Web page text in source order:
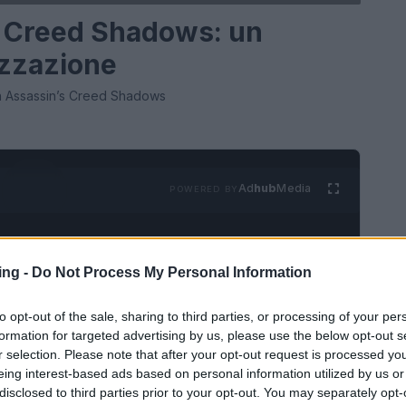
- Do Not Process My Personal Information
opt-out of the sale, sharing to third parties, or processing of your
for targeted advertising by us, please use the below opt-out
selection. Please note that after your opt-out request is processed
interest-based ads based on personal information utilized by us
to third parties prior to your opt-out. You may separately
Shadows: un
Creed Shadows
POWERED BY AdhubMedia
GAMING NEWS